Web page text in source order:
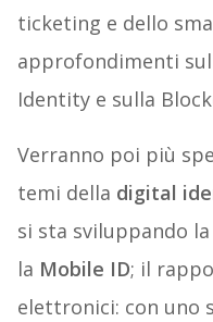
ticketing e dello
approfondimenti
Identity e sulla
Verranno poi più
temi della digital
si sta sviluppando la
la Mobile ID; il
elettronici: con uno